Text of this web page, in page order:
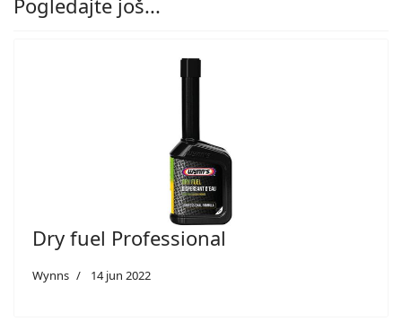
Pogledajte još...
Dry fuel Professional
Wynns 14 jun 2022